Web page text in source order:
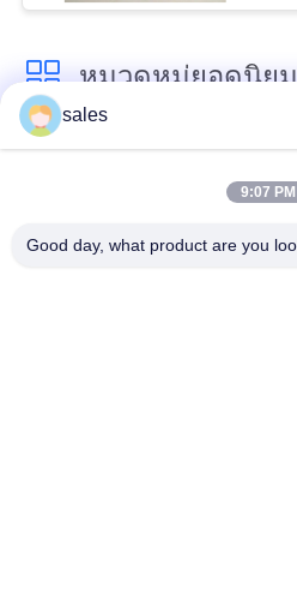
PRIVACY
POLICYหมวดหมู่ยอดนิยม
Gears ปีกนก
sales
9:07 PM
Good day, what product are you